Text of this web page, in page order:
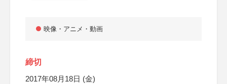
映像・アニメ・動画
締切
2017年08月18日 (金)